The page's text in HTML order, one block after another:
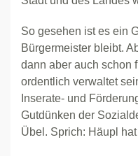
So gesehen ist es ein
Bürgermeister bleibt.
dann aber auch schon
ordentlich verwaltet
Inserate- und
Gutdünken der
Übel. Sprich: Häupl